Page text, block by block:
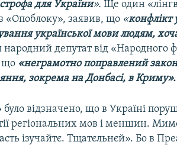
для України». Ще один
«Опоблоку», заявив, що «конфлікт
української мови людям,
депутат від «Народного
що «неграмотно поправлений
зокрема на Донбасі, в Криму».
відзначено, що в Україні
регіональних мов і меншин.
ізучайтє. Тщатєльнєй». Бо в